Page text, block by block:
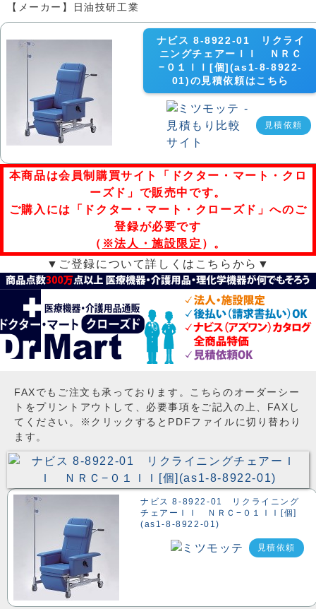
【メーカー】日油技研工業
ナビス 8-8922-01 リクライ
ニングチェアーＩＩ ＮＲＣ
−０１ＩＩ[個](as1-8-8922-
01)の見積依頼はこちら
見積依頼
本商品は会員制購買サイト「ドクター・マート・クロ
ーズド」で販売中です。
ご購入には「ドクター・マート・クローズド」へのご
登録が必要です
（ ※法人・施設限定 ）。
▼ご登録について詳しくはこちらから▼
FAXでもご注文も承っております。こちらのオーダーシー
トをプリントアウトして、必要事項をご記入の上、FAXし
てください。※クリックするとPDFファイルに切り替わり
ます。
ナビス 8-8922-01 リクライニング
チェアーＩＩ ＮＲＣ−０１ＩＩ[個]
(as1-8-8922-01)
見積依頼